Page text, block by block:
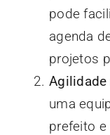
pode
agenda
projetos
uma
prefeito